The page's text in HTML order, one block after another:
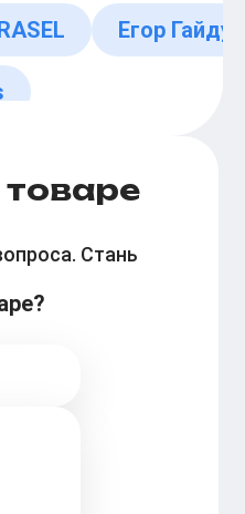
Егор Гайдук
Стань